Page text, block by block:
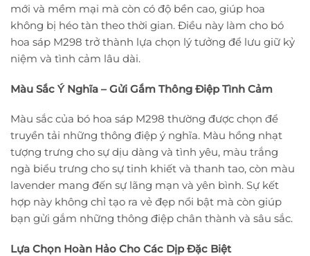
mới và mềm mại mà còn có độ bền cao, giúp hoa
không bị héo tàn theo thời gian. Điều này làm cho bó
hoa sáp M298 trở thành lựa chọn lý tưởng để lưu giữ kỷ
niệm và tình cảm lâu dài.
Màu Sắc Ý Nghĩa – Gửi Gắm Thông Điệp Tình Cảm
Màu sắc của bó hoa sáp M298 thường được chọn để
truyền tải những thông điệp ý nghĩa. Màu hồng nhạt
tượng trưng cho sự dịu dàng và tình yêu, màu trắng
ngà biểu trưng cho sự tinh khiết và thanh tao, còn màu
lavender mang đến sự lãng mạn và yên bình. Sự kết
hợp này không chỉ tạo ra vẻ đẹp nổi bật mà còn giúp
bạn gửi gắm những thông điệp chân thành và sâu sắc.
Lựa Chọn Hoàn Hảo Cho Các Dịp Đặc Biệt